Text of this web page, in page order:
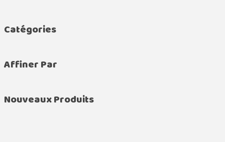
Catégories
Affiner Par
Nouveaux Produits